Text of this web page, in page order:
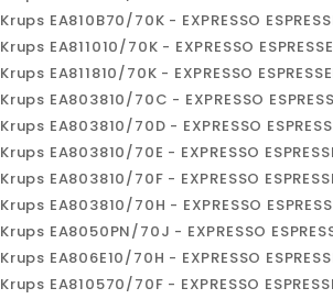
Krups EA810B70/70K - EXPRESSO
Krups EA811010/70K - EXPRESSO
Krups EA811810/70K - EXPRESSO
Krups EA803810/70C - EXPRESSO
Krups EA803810/70D - EXPRESSO
Krups EA803810/70E - EXPRESSO
Krups EA803810/70F - EXPRESSO
Krups EA803810/70H - EXPRESSO
Krups EA8050PN/70J - EXPRESSO
Krups EA806E10/70H - EXPRESSO
Krups EA810570/70F - EXPRESSO